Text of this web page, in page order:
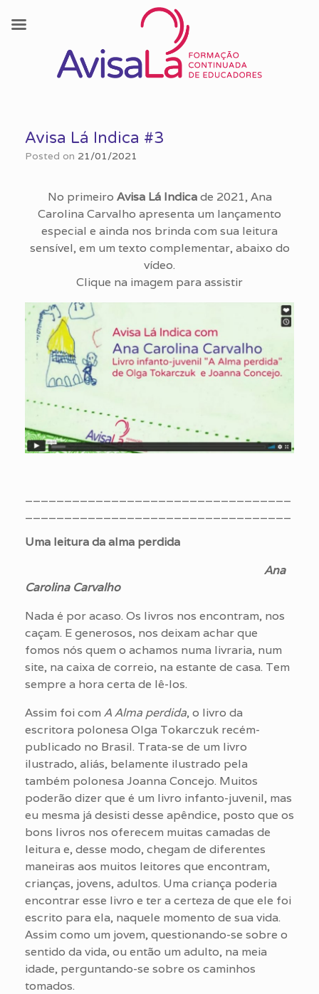
contentAvisa Lá Indica #3
Posted on 21/01/2021
No primeiro Avisa Lá Indicade 2021, Ana
Carolina Carvalho apresenta um lançamento
especial e ainda nos brinda com sua leitura
sensível, em um texto complementar, abaixo do
vídeo.
Clique na imagem para assistir
Uma leitura da alma perdida
Ana
Carolina Carvalho
Nada é por acaso. Os livros nos encontram, nos
caçam. E generosos, nos deixam achar que
fomos nós quem o achamos numa livraria, num
site, na caixa de correio, na estante de casa. Tem
sempre a hora certa de lê-los.
Assim foi com A Alma perdida, o livro da
escritora polonesa Olga Tokarczuk recém-
publicado no Brasil. Trata-se de um livro
ilustrado, aliás, belamente ilustrado pela
também polonesa Joanna Concejo. Muitos
poderão dizer que é um livro infanto-juvenil, mas
eu mesma já desisti desse apêndice, posto que os
bons livros nos oferecem muitas camadas de
leitura e, desse modo, chegam de diferentes
maneiras aos muitos leitores que encontram,
crianças, jovens, adultos. Uma criança poderia
encontrar esse livro e ter a certeza de que ele foi
escrito para ela, naquele momento de sua vida.
Assim como um jovem, questionando-se sobre o
sentido da vida, ou então um adulto, na meia
idade, perguntando-se sobre os caminhos
tomados.